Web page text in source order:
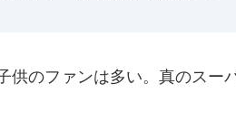
のファンは多い。真のスー